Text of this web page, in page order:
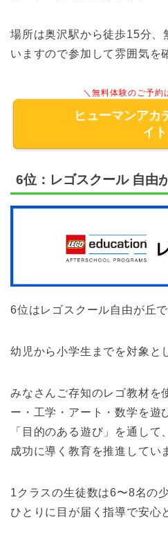
場所は奥沢駅から徒歩15分、
いますので参加して雰囲気を
＼無料体験のご予約
ヒューマンアカ
イト
6位：レゴスクール 自由
6位はレゴスクール自由が丘で
幼児から小学生までを対象と
みなさんご存知のレゴ教材を
ー・工学・アート・数学を遊
「目的のある遊び」を通し
成功に導く教育を推進してい
1クラスの生徒数は6〜8名の
ひとりに目が届く指導で安心